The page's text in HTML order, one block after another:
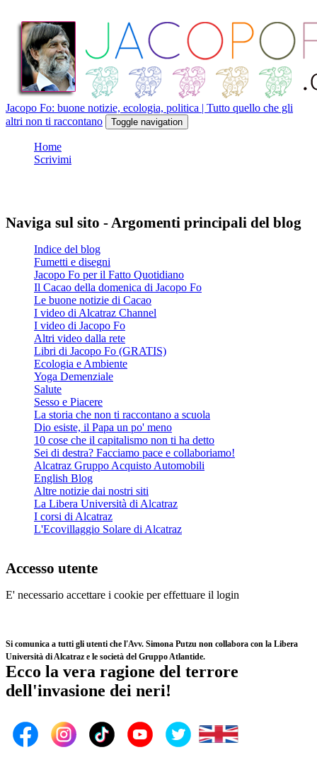
Salta
contenuto
principale
Jacopo Fo: buone notizie, ecologia, politica | Tutto quello che gli
altri non ti raccontano
Toggle navigation
Home
Scrivimi
Naviga sul sito - Argomenti principali del blog
Indice del blog
Fumetti e disegni
Jacopo Fo per il Fatto Quotidiano
Il Cacao della domenica di Jacopo Fo
Le buone notizie di Cacao
I video di Alcatraz Channel
I video di Jacopo Fo
Altri video dalla rete
Libri di Jacopo Fo (GRATIS)
Ecologia e Ambiente
Yoga Demenziale
Salute
Sesso e Piacere
La storia che non ti raccontano a scuola
Dio esiste, il Papa un po' meno
10 cose che il capitalismo non ti ha detto
Sei di destra? Facciamo pace e collaboriamo!
Alcatraz Gruppo Acquisto Automobili
English Blog
Altre notizie dai nostri siti
La Libera Università di Alcatraz
I corsi di Alcatraz
L'Ecovillaggio Solare di Alcatraz
Accesso utente
E' necessario accettare i cookie per effettuare il login
Si comunica a tutti gli utenti che l'Avv. Simona Putzu non collabora con la Libera
Università di Alcatraz e le società del Gruppo Atlantide.
Ecco la vera ragione del terrore
dell'invasione dei neri!